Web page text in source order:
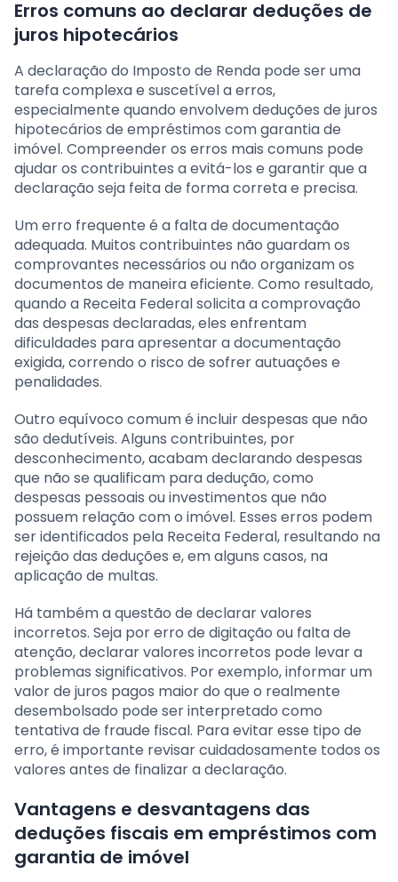
Erros comuns ao declarar deduções de
juros hipotecários
A declaração do Imposto de Renda pode ser uma
tarefa complexa e suscetível a erros,
especialmente quando envolvem deduções de juros
hipotecários de empréstimos com garantia de
imóvel. Compreender os erros mais comuns pode
ajudar os contribuintes a evitá-los e garantir que a
declaração seja feita de forma correta e precisa.
Um erro frequente é a falta de documentação
adequada. Muitos contribuintes não guardam os
comprovantes necessários ou não organizam os
documentos de maneira eficiente. Como resultado,
quando a Receita Federal solicita a comprovação
das despesas declaradas, eles enfrentam
dificuldades para apresentar a documentação
exigida, correndo o risco de sofrer autuações e
penalidades.
Outro equívoco comum é incluir despesas que não
são dedutíveis. Alguns contribuintes, por
desconhecimento, acabam declarando despesas
que não se qualificam para dedução, como
despesas pessoais ou investimentos que não
possuem relação com o imóvel. Esses erros podem
ser identificados pela Receita Federal, resultando na
rejeição das deduções e, em alguns casos, na
aplicação de multas.
Há também a questão de declarar valores
incorretos. Seja por erro de digitação ou falta de
atenção, declarar valores incorretos pode levar a
problemas significativos. Por exemplo, informar um
valor de juros pagos maior do que o realmente
desembolsado pode ser interpretado como
tentativa de fraude fiscal. Para evitar esse tipo de
erro, é importante revisar cuidadosamente todos os
valores antes de finalizar a declaração.
Vantagens e desvantagens das
deduções fiscais em empréstimos com
garantia de imóvel